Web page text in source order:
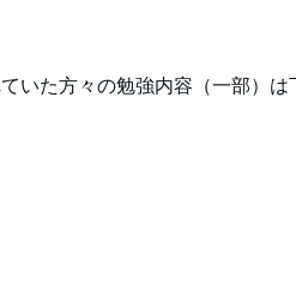
いた方々の勉強内容（一部）は